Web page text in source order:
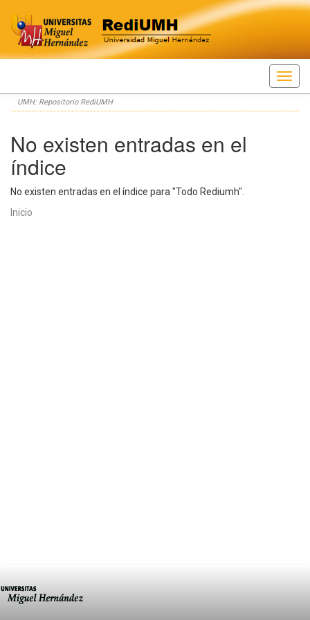
Skip
navigation
UMH: Repositorio RediUMH
No existen entradas en el
índice
No existen entradas en el índice para "Todo Rediumh".
Inicio